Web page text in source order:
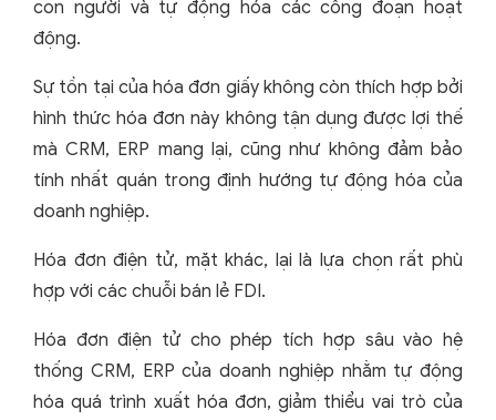
con người và tự động hóa các công đoạn hoạt
động.
Sự tồn tại của hóa đơn giấy không còn thích hợp bởi
hình thức hóa đơn này không tận dụng được lợi thế
mà CRM, ERP mang lại, cũng như không đảm bảo
tính nhất quán trong định hướng tự động hóa của
doanh nghiệp.
Hóa đơn điện tử, mặt khác, lại là lựa chọn rất phù
hợp với các chuỗi bán lẻ FDI.
Hóa đơn điện tử cho phép tích hợp sâu vào hệ
thống CRM, ERP của doanh nghiệp nhằm tự động
hóa quá trình xuất hóa đơn, giảm thiểu vai trò của